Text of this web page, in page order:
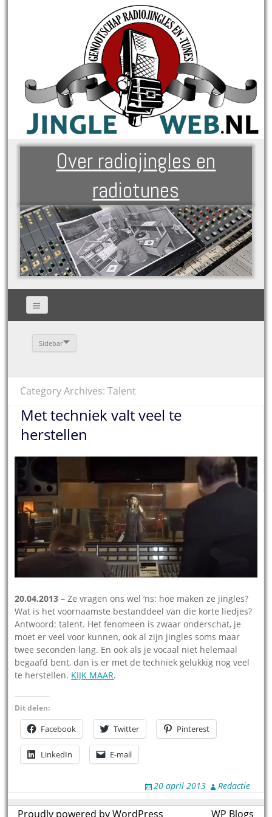
Over radiojingles en
radiotunes
Sidebar
Category Archives: Talent
Met techniek valt veel te
herstellen
20.04.2013 –Ze vragen ons wel ‘ns: hoe maken ze jingles?
Wat is het voornaamste bestanddeel van die korte liedjes?
Antwoord: talent. Het fenomeen is zwaar onderschat, je
moet er veel voor kunnen, ook al zijn jingles soms maar
twee seconden lang. En ook als je vocaal niet helemaal
begaafd bent, dan is er met de techniek gelukkig nog veel
te herstellen. KIJK MAAR.
Dit delen:
Facebook Twitter Pinterest
LinkedIn E-mail
20 april 2013 Redactie
Proudly powered by WordPress theme byWP Blogs